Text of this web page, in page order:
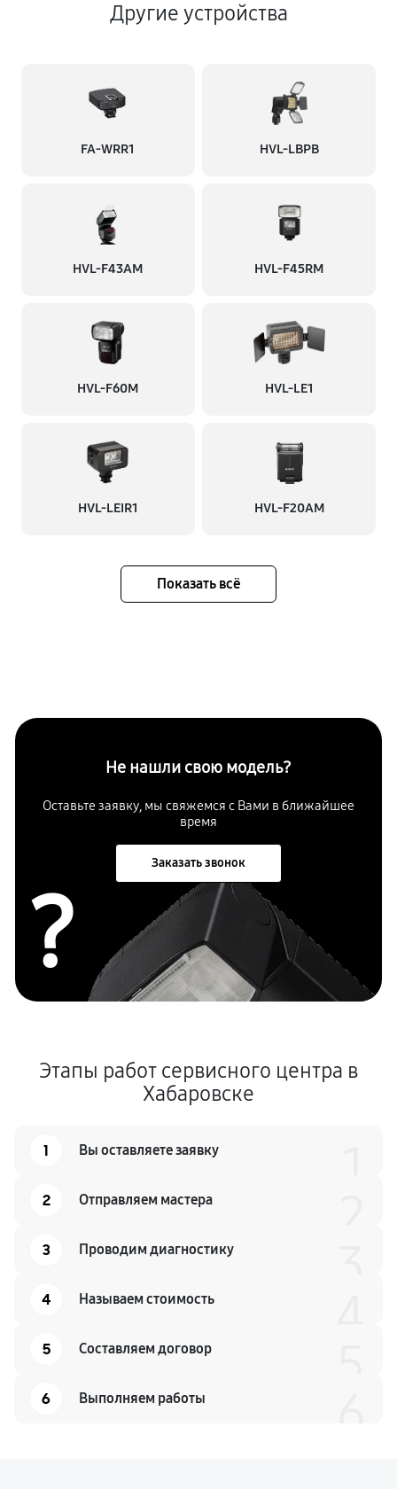
Другие устройства
FA-WRR1 HVL-LBPB
HVL-F43AM HVL-F45RM
HVL-F60M HVL-LE1
HVL-LEIR1 HVL-F20AM
Показать всё
Не нашли свою модель?
Оставьте заявку, мы свяжемся с Вами в ближайшее
время
Заказать звонок
?
Этапы работ сервисного центра в
Хабаровске
1 Вы оставляете заявку
2 Отправляем мастера
3 Проводим диагностику
4 Называем стоимость
5 Составляем договор
6 Выполняем работы